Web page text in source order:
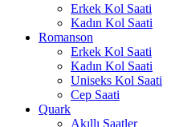
Erkek Kol Saati
Kadın Kol Saati
Romanson
Erkek Kol Saati
Kadın Kol Saati
Uniseks Kol Saati
Cep Saati
Quark
Akıllı Saatler